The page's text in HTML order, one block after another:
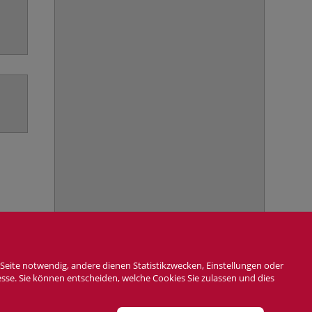
6. August 2026, 21:40
notwendig, andere dienen Statistikzwecken, Einstellungen oder
Sie können entscheiden, welche Cookies Sie zulassen und dies